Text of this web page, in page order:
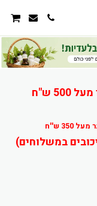
ש"ח
ש''ח
במשלוחים)